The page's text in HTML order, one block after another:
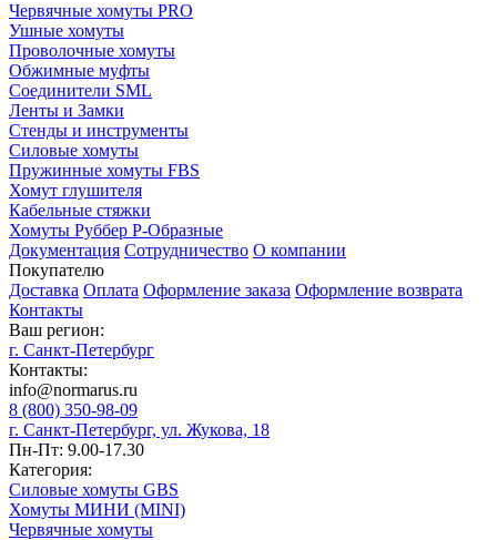
Червячные хомуты PRO
Ушные хомуты
Проволочные хомуты
Обжимные муфты
Соединители SML
Ленты и Замки
Стенды и инструменты
Силовые хомуты
Пружинные хомуты FBS
Хомут глушителя
Кабельные стяжки
Хомуты Руббер Р-Образные
Документация Сотрудничество О компании
Покупателю
Доставка Оплата Оформление заказа Оформление возврата
Контакты
Ваш регион:
г. Санкт-Петербург
Контакты:
info@normarus.ru
8 (800) 350-98-09
г. Санкт-Петербург, ул. Жукова, 18
Пн-Пт: 9.00-17.30
Категория:
Силовые хомуты GBS
Хомуты МИНИ (MINI)
Червячные хомуты